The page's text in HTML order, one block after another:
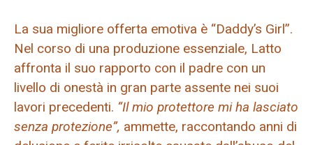
La sua migliore offerta emotiva è “Daddy’s Girl”.
Nel corso di una produzione essenziale, Latto
affronta il suo rapporto con il padre con un
livello di onestà in gran parte assente nei suoi
lavori precedenti. “Il mio protettore mi ha lasciato
senza protezione”, ammette, raccontando anni di